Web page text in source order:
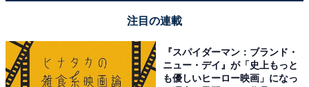
注目の連載
『スパイダーマン：ブランド・
ニュー・デイ』が「史上もっと
も優しいヒーロー映画」になっ